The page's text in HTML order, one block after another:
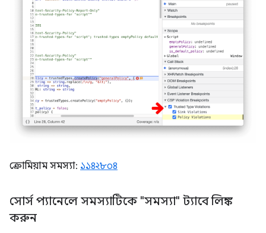
ক্রোমিয়াম সমস্যা: ১১৪২৮০৪
সোর্স প্যানেলে সমস্যাটিকে "সমস্যা" ট্যাবে লিঙ্ক
করুন